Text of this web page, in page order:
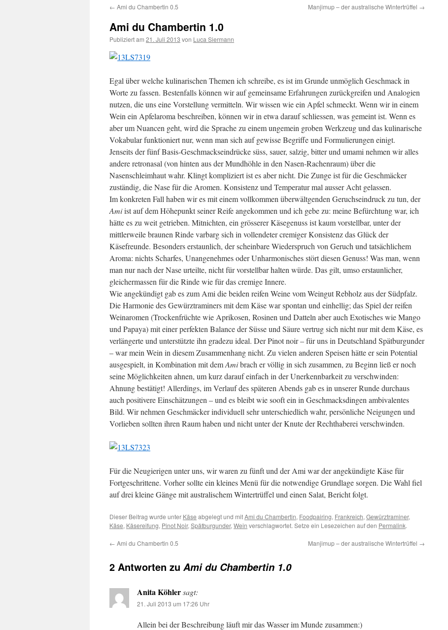
springen
← Ami du Chambertin 0.5 Manjimup – der australische Wintertrüffel →
Ami du Chambertin 1.0
Publiziert am 21. Juli 2013 von Luca Siermann
Egal über welche kulinarischen Themen ich schreibe, es ist im Grunde unmöglich Geschmack in
Worte zu fassen. Bestenfalls können wir auf gemeinsame Erfahrungen zurückgreifen und Analogien
nutzen, die uns eine Vorstellung vermitteln. Wir wissen wie ein Apfel schmeckt. Wenn wir in einem
Wein ein Apfelaroma beschreiben, können wir in etwa darauf schliessen, was gemeint ist. Wenn es
aber um Nuancen geht, wird die Sprache zu einem ungemein groben Werkzeug und das kulinarische
Vokabular funktioniert nur, wenn man sich auf gewisse Begriffe und Formulierungen einigt.
Jenseits der fünf Basis-Geschmackseindrücke süss, sauer, salzig, bitter und umami nehmen wir alles
andere retronasal (von hinten aus der Mundhöhle in den Nasen-Rachenraum) über die
Nasenschleimhaut wahr. Klingt kompliziert ist es aber nicht. Die Zunge ist für die Geschmäcker
zuständig, die Nase für die Aromen. Konsistenz und Temperatur mal ausser Acht gelassen.
Im konkreten Fall haben wir es mit einem vollkommen überwältgenden Geruchseindruck zu tun, der
Amiist auf dem Höhepunkt seiner Reife angekommen und ich gebe zu: meine Befürchtung war, ich
hätte es zu weit getrieben. Mitnichten, ein grösserer Käsegenuss ist kaum vorstellbar, unter der
mittlerweile braunen Rinde varbarg sich in vollendeter cremiger Konsistenz das Glück der
Käsefreunde. Besonders erstaunlich, der scheinbare Wiederspruch von Geruch und tatsächlichem
Aroma: nichts Scharfes, Unangenehmes oder Unharmonisches stört diesen Genuss! Was man, wenn
man nur nach der Nase urteilte, nicht für vorstellbar halten würde. Das gilt, umso erstaunlicher,
gleichermassen für die Rinde wie für das cremige Innere.
Wie angekündigt gab es zum Ami die beiden reifen Weine vom Weingut Rebholz aus der Südpfalz.
Die Harmonie des Gewürztraminers mit dem Käse war spontan und einhellig; das Spiel der reifen
Weinaromen (Trockenfrüchte wie Aprikosen, Rosinen und Datteln aber auch Exotisches wie Mango
und Papaya) mit einer perfekten Balance der Süsse und Säure vertrug sich nicht nur mit dem Käse, es
verlängerte und unterstützte ihn gradezu ideal. Der Pinot noir – für uns in Deutschland Spätburgunder
– war mein Wein in diesem Zusammenhang nicht. Zu vielen anderen Speisen hätte er sein Potential
ausgespielt, in Kombination mit demAmibrach er völlig in sich zusammen, zu Beginn ließ er noch
seine Möglichkeiten ahnen, um kurz darauf einfach in der Unerkennbarkeit zu verschwinden:
Ahnung bestätigt! Allerdings, im Verlauf des späteren Abends gab es in unserer Runde durchaus
auch positivere Einschätzungen – und es bleibt wie sooft ein in Geschmacksdingen ambivalentes
Bild. Wir nehmen Geschmäcker individuell sehr unterschiedlich wahr, persönliche Neigungen und
Vorlieben sollten ihren Raum haben und nicht unter der Knute der Rechthaberei verschwinden.
Für die Neugierigen unter uns, wir waren zu fünft und der Ami war der angekündigte Käse für
Fortgeschrittene. Vorher sollte ein kleines Menü für die notwendige Grundlage sorgen. Die Wahl fiel
auf drei kleine Gänge mit australischem Wintertrüffel und einen Salat, Bericht folgt.
Dieser Beitrag wurde unter Käse abgelegt und mitAmi du Chambertin, Foodpairing, Frankreich, Gewürztraminer,
Käse, Käsereifung, Pinot Noir, Spätburgunder, Wein verschlagwortet. Setze ein Lesezeichen auf den Permalink.
← Ami du Chambertin 0.5 Manjimup – der australische Wintertrüffel →
2 Antworten zu Ami du Chambertin 1.0
Anita Köhlersagt:
21. Juli 2013 um 17:26 Uhr
Allein bei der Beschreibung läuft mir das Wasser im Munde zusammen:)